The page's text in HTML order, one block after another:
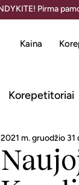
Kaina
Korepetitoriai
2021 m. gruodžio 31